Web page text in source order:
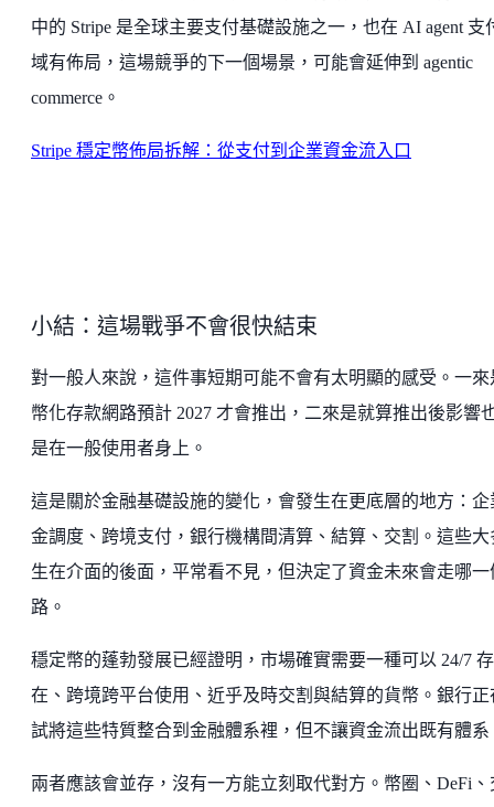
中的 Stripe 是全球主要支付基礎設施之一，也在 AI agent 支
域有佈局，這場競爭的下一個場景，可能會延伸到 agentic
commerce。
Stripe 穩定幣佈局拆解：從支付到企業資金流入口
小結：這場戰爭不會很快結束
對一般人來說，這件事短期可能不會有太明顯的感受。一來
幣化存款網路預計 2027 才會推出，二來是就算推出後影響
是在一般使用者身上。
這是關於金融基礎設施的變化，會發生在更底層的地方：企
金調度、跨境支付，銀行機構間清算、結算、交割。這些大
生在介面的後面，平常看不見，但決定了資金未來會走哪一
路。
穩定幣的蓬勃發展已經證明，市場確實需要一種可以 24/7 存
在、跨境跨平台使用、近乎及時交割與結算的貨幣。銀行正
試將這些特質整合到金融體系裡，但不讓資金流出既有體系
兩者應該會並存，沒有一方能立刻取代對方。幣圈、DeFi、